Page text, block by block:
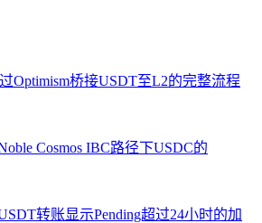
Optimism桥接USDT至L2的完整流程
Cosmos IBC路径下USDC的
转账显示Pending超过24小时的加